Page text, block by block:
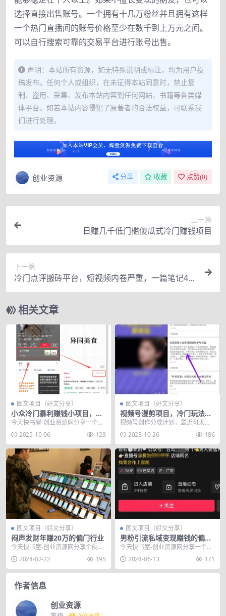
选择直接出售账号。一个拥有十几万粉丝并且拥有这样
一个热门直播间的账号价格至少在数千到上万元之间。
可以自行搜索可靠的交易平台进行账号出售。
声明：本站所有资源，如无特殊说明或标注，均为用户投
稿发布。任何个人或组织，在未征得本站同意时，禁止复
制、盗用、采集、发布本站内容到任何网站、书籍等各类媒
体平台。如若本站内容侵犯了原著者的合法权益，可联系我
们进行处理。
创业资源 分享 收藏 点赞(0)
上一篇
日赚几千低门槛傻瓜式冷门赚钱项目
下一篇
冷门点评搬砖平台，短视频内卷严重，一篇笔记40
00阅读收益150+！
相关文章
图文项目（好文分享）
小众冷门暴利赚钱小项目，轻
松月入过万
今天快书屋-创业资源网分享一个小
众冷门暴利赚钱小项目，轻松月入
过万，前段时间在研...
2025-10-06 123
图文项目（好文分享）
视频号漫剪项目，冷门玩法，
新手轻松日入过千！
视频号创作分成计划，最近可太火
了！ 有自己做闷声赚钱的，也有教
别人做赚钱的，学费...
2023-10-26 186
图文项目（好文分享）
闷声发财年赚20万的偏门行业
今天快书屋-创业资源网分享个闷声
发财年赚20万的偏门行业，在快速
变化的科技时代，...
2024-02-22 195
图文项目（好文分享）
男粉引流私域变现赚钱的偏门
暴利玩法!
今天快书屋-创业资源网分享一个男
粉引流私域变现赚钱的偏门暴利玩
法!在当下吸引男性...
2024-06-13 171
作者信息
创业资源